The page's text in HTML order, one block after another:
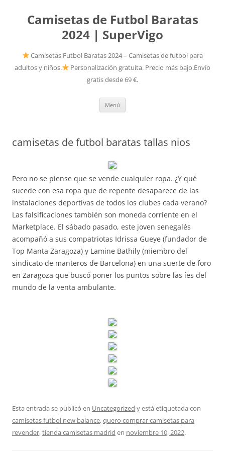
Camisetas de Futbol Baratas
2024 | SuperVigo
Camisetas Futbol Baratas 2024 – Camisetas de futbol para
adultos y niños.
Personalización gratuita. Precio más bajo.Envío
gratis desde 69 €.
Menú
camisetas de futbol baratas tallas nios
Pero no se piense que se vende cualquier ropa. ¿Y qué
sucede con esa ropa que de repente desaparece de las
instalaciones deportivas de todos los clubes cada verano?
Las falsificaciones también son moneda corriente en el
Marketplace. El sábado pasado, este joven senegalés
acompañó a sus compatriotas Idrissa Gueye (fundador de
Top Manta Zaragoza) y Lamine Bathily (miembro del
sindicato de manteros de Barcelona) en una suerte de foro
en Zaragoza que buscó poner los puntos sobre las íes del
mundo de la venta ambulante.
Esta entrada se publicó en Uncategorized y está etiquetada con
camisetas futbol new balance,quero comprar camisetas para
revender,tienda camisetas madrid en noviembre 10, 2022.